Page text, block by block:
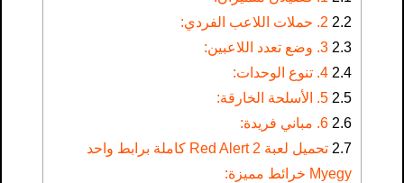
2.2
2.3
2.4
2.5
2.6
2.7
تحميل لعبة Red Alert 2 كاملة برابط واحد
Myegy خرائط مميزة: